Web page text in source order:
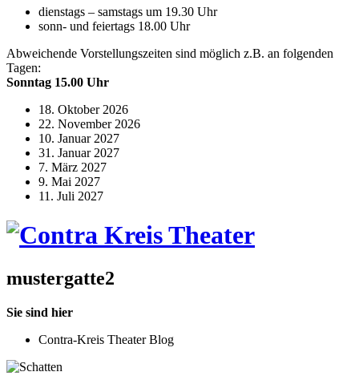
dienstags – samstags um 19.30 Uhr
sonn- und feiertags 18.00 Uhr
Abweichende Vorstellungszeiten sind möglich z.B. an folgenden
Tagen:
Sonntag 15.00 Uhr
18. Oktober 2026
22. November 2026
10. Januar 2027
31. Januar 2027
7. März 2027
9. Mai 2027
11. Juli 2027
mustergatte2
Sie sind hier
Contra-Kreis Theater Blog